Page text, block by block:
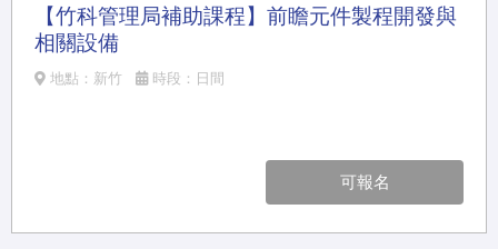
【竹科管理局補助課程】前瞻元件製程開發與
相關設備
地點：新竹 時段：日間
可報名